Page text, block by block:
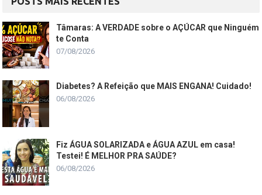
Tâmaras: A VERDADE sobre o AÇÚCAR que Ninguém
te Conta
07/08/2026
Diabetes? A Refeição que MAIS ENGANA! Cuidado!
06/08/2026
Fiz ÁGUA SOLARIZADA e ÁGUA AZUL em casa!
Testei! É MELHOR PRA SAÚDE?
06/08/2026